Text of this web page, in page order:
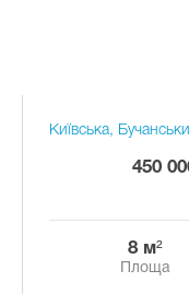
Київська,
450
8 м²
Площа